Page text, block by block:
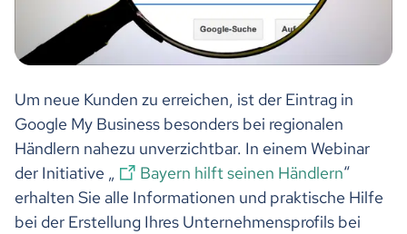
Um neue Kunden zu erreichen, ist der Eintrag in
Google My Business besonders bei regionalen
Händlern nahezu unverzichtbar. In einem Webinar
der Initiative „
Bayern hilft seinen Händlern“
erhalten Sie alle Informationen und praktische Hilfe
bei der Erstellung Ihres Unternehmensprofils bei